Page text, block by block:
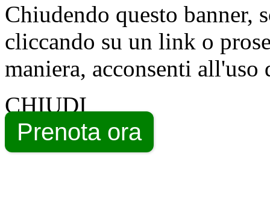
Chiudendo questo banner,
cliccando su un link o
maniera, acconsenti all'uso
CHIUDI
Prenota ora